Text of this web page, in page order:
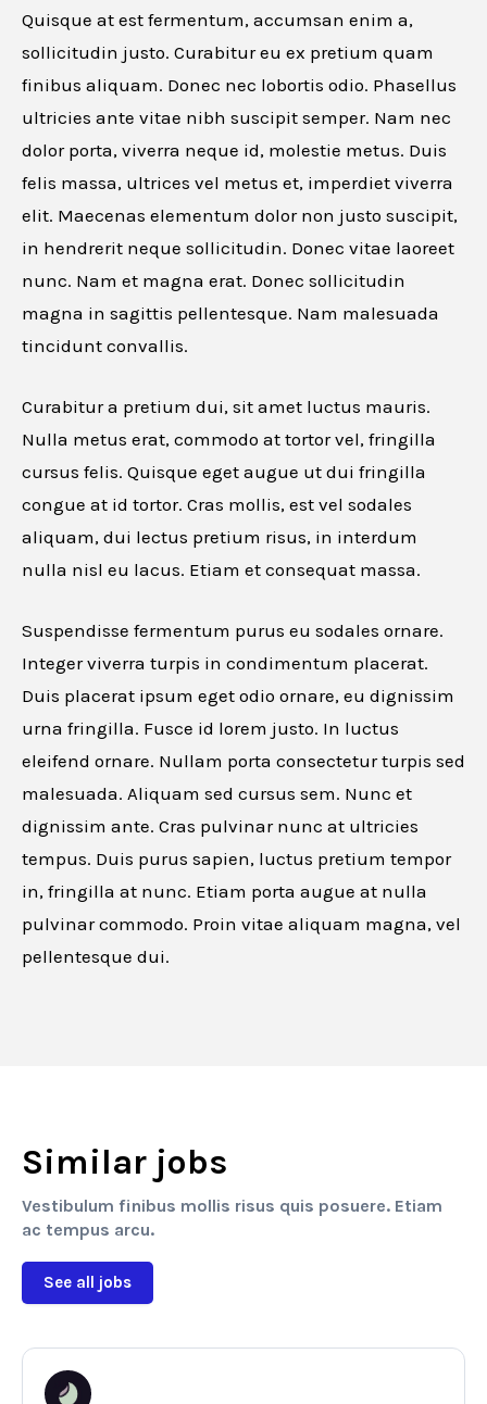
Quisque at est fermentum, accumsan enim a,
sollicitudin justo. Curabitur eu ex pretium quam
finibus aliquam. Donec nec lobortis odio. Phasellus
ultricies ante vitae nibh suscipit semper. Nam nec
dolor porta, viverra neque id, molestie metus. Duis
felis massa, ultrices vel metus et, imperdiet viverra
elit. Maecenas elementum dolor non justo suscipit,
in hendrerit neque sollicitudin. Donec vitae laoreet
nunc. Nam et magna erat. Donec sollicitudin
magna in sagittis pellentesque. Nam malesuada
tincidunt convallis.
Curabitur a pretium dui, sit amet luctus mauris.
Nulla metus erat, commodo at tortor vel, fringilla
cursus felis. Quisque eget augue ut dui fringilla
congue at id tortor. Cras mollis, est vel sodales
aliquam, dui lectus pretium risus, in interdum
nulla nisl eu lacus. Etiam et consequat massa.
Suspendisse fermentum purus eu sodales ornare.
Integer viverra turpis in condimentum placerat.
Duis placerat ipsum eget odio ornare, eu dignissim
urna fringilla. Fusce id lorem justo. In luctus
eleifend ornare. Nullam porta consectetur turpis sed
malesuada. Aliquam sed cursus sem. Nunc et
dignissim ante. Cras pulvinar nunc at ultricies
tempus. Duis purus sapien, luctus pretium tempor
in, fringilla at nunc. Etiam porta augue at nulla
pulvinar commodo. Proin vitae aliquam magna, vel
pellentesque dui.
Similar jobs
Vestibulum finibus mollis risus quis posuere. Etiam
ac tempus arcu.
See all jobs